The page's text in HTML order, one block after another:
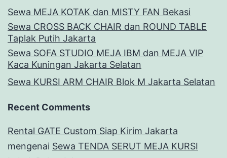
Sewa MEJA KOTAK dan MISTY FAN Bekasi
Sewa CROSS BACK CHAIR dan ROUND TABLE
Taplak Putih Jakarta
Sewa SOFA STUDIO MEJA IBM dan MEJA VIP
Kaca Kuningan Jakarta Selatan
Sewa KURSI ARM CHAIR Blok M Jakarta Selatan
Recent Comments
Rental GATE Custom Siap Kirim Jakarta
mengenai Sewa TENDA SERUT MEJA KURSI